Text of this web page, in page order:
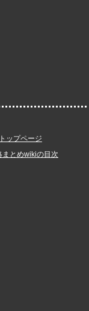
ップページ
まとめwikiの目次